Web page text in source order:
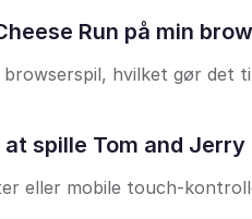
Run på min
hvilket gør det
spille Tom and Jerry
eller mobile touch-